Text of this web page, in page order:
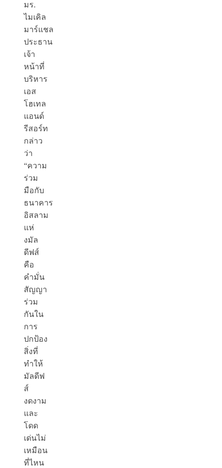
มร.
ไมเคิล
มาร์แชล
ประธาน
เจ้า
หน้าที่
บริหาร
เอส
โฮเทล
แอนด์
รีสอร์ท
กล่าว
ว่า
“ความ
ร่วม
มือกับ
ธนาคาร
อิสลาม
แห่
งมัล
ดีฟส์
คือ
คำมั่น
สัญญา
ร่วม
กันใน
การ
ปกป้อง
สิ่งที่
ทำให้
มัลดีฟ
ส์
งดงาม
และ
โดด
เด่นไม่
เหมือน
ที่ไหน